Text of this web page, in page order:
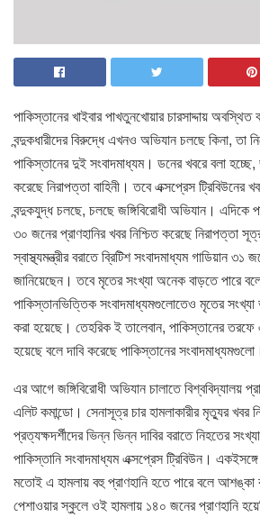
পাকিস্তানের খাইবার পাখতুনখোয়ার চারসাদ্দায় অবস্থিত
বন্দুকধারীদের বিরুদ্ধে এখনও অভিযান চলছে কিনা, তা
পাকিস্তানের দুই সংবাদমাধ্যম। ডনের খবরে বলা হচ্ছে,
করেছে নিরাপত্তা বাহিনী। তবে এক্সপ্রেস ট্রিবিউনের
বন্দুকযুদ্ধ চলছে, চলছে জঙ্গিবিরোধী অভিযান। এদিকে
৩০ জনের প্রাণহানির খবর নিশ্চিত করেছে নিরাপত্তা
স্বাস্থ্যমন্ত্রীর বরাতে ব্রিটিশ সংবাদমাধ্যম গাডিয়ান
জানিয়েছেন। তবে মৃতের সংখ্যা অনেক বাড়তে পারে
পাকিস্তানভিত্তিক সংবাদমাধ্যমগুলোতেও মৃতের
করা হয়েছে। তেহরিক ই তালেবান, পাকিস্তানের তরফে
হয়েছে বলে দাবি করেছে পাকিস্তানের সংবাদমাধ্যমগুলো।
এর আগে জঙ্গিবিরোধী অভিযান চালাতে বিশ্ববিদ্যালয়
এলিট কমান্ডো। সেনাসূত্র চার হামলাকারীর মৃত্যুর খবর
প্রত্যক্ষদর্শীদের ভিন্ন ভিন্ন দাবির বরাতে নিহতের
পাকিস্তানি সংবাদমাধ্যম এক্সপ্রেস ট্রিবিউন।
মতোই এ হামলায় বহু প্রাণহানি হতে পারে বলে
পেশাওয়ার স্কুলে ওই হামলায় ১৪০ জনের প্রাণহানি